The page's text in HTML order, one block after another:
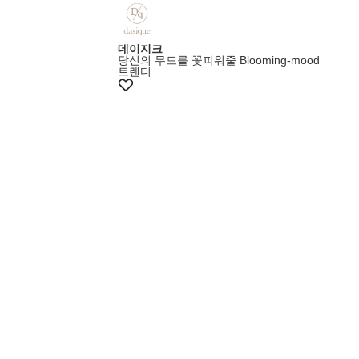
데이지크
당신의 무드를 꽃피워줄 Blooming-mood
트렌디